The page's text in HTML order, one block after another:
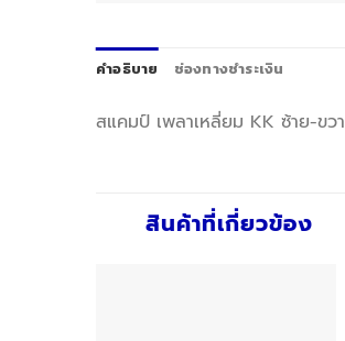
คำอธิบาย ช่องทางชำระเงิน
สแคมป์ เพลาเหลี่ยม KK ซ้าย-ขวา
สินค้าที่เกี่ยวข้อง